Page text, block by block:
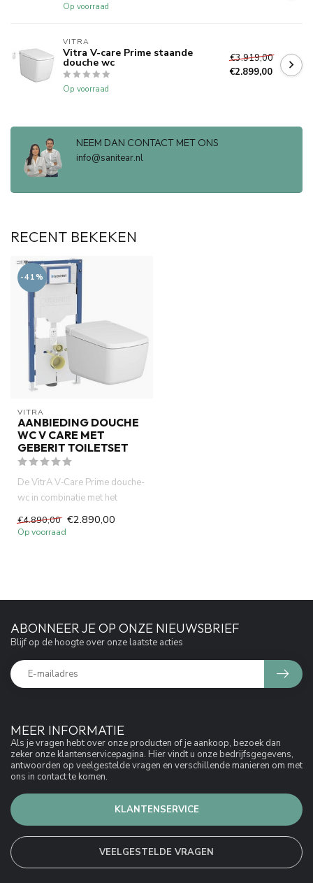
Op voorraad
VITRA
Vitra V-care Prime staande
douche wc
Op voorraad
€3.919,00
€2.899,00
NEEM DAN CONTACT MET ONS
info@sanitear.nl
RECENT BEKEKEN
-41%
VITRA
AANBIEDING DOUCHE
WC V CARE MET
GEBERIT TOILETSET
De VitrA V‑Care Prime douche-
wc in combinatie met het
Geberit UP320 inbouw toile...
€4.890,00 €2.890,00
Op voorraad
MEER INFORMATIE
Als je vragen hebt over onze producten of je aankoop, bezoek dan
zeker onze klantenservicepagina. Hier vindt u onze bedrijfsgegevens,
antwoorden op veelgestelde vragen en verschillende manieren om met
ons in contact te komen.
KLANTENSERVICE
VEELGESTELDE VRAGEN
ABONNEER JE OP ONZE NIEUWSBRIEF
Blijf op de hoogte over onze laatste acties